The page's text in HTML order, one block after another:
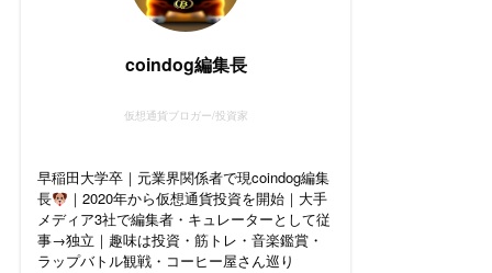
coindog編集長
仮想通貨ブロガー/投資家
早稲田大学卒｜元業界関係者で現coindog編集
長
｜2020年から仮想通貨投資を開始｜大手
メディア3社で編集者・キュレーターとして従
事→独立｜趣味は投資・筋トレ・音楽鑑賞・
ラップバトル観戦・コーヒー屋さん巡り